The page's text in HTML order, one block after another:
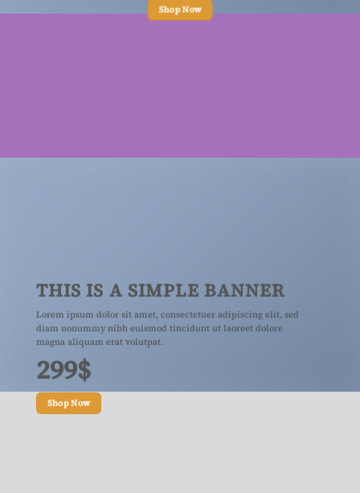
Shop Now
THIS IS A SIMPLE BANNER
Lorem ipsum dolor sit amet, consectetuer adipiscing elit, sed
diam nonummy nibh euismod tincidunt ut laoreet dolore
magna aliquam erat volutpat.
299$
Shop Now